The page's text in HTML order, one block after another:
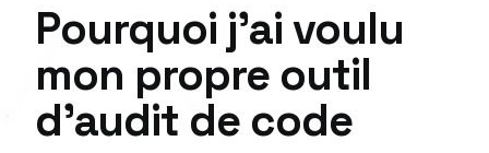
Pourquoi j'ai voulu
mon propre outil
d'audit de code